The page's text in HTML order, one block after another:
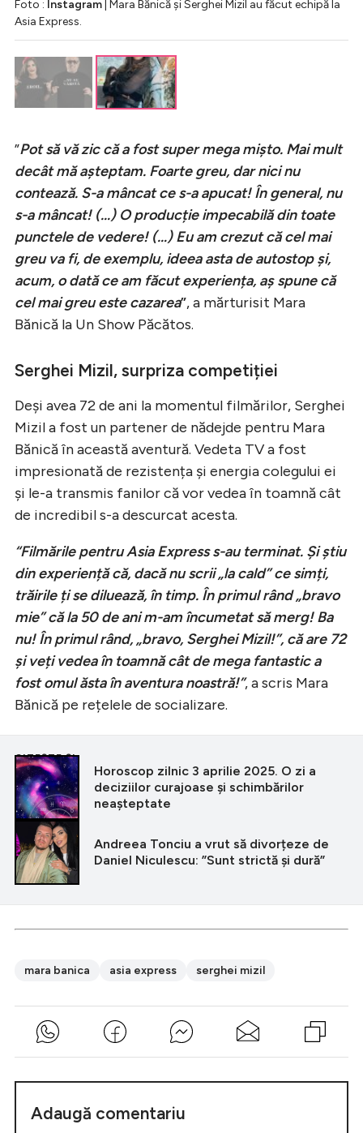
Foto : Instagram | Mara Bănică și Serghei Mizil au făcut echipă la
Asia Express.
”Pot să vă zic că a fost super mega mișto. Mai mult
decât mă așteptam. Foarte greu, dar nici nu
contează. S-a mâncat ce s-a apucat! În general, nu
s-a mâncat! (…) O producție impecabilă din toate
punctele de vedere! (…) Eu am crezut că cel mai
greu va fi, de exemplu, ideea asta de autostop și,
acum, o dată ce am făcut experiența, aș spune că
cel mai greu este cazarea”, a mărturisit Mara
Bănică la Un Show Păcătos.
Serghei Mizil, surpriza competiției
Deși avea 72 de ani la momentul filmărilor, Serghei
Mizil a fost un partener de nădejde pentru Mara
Bănică în această aventură. Vedeta TV a fost
impresionată de rezistența și energia colegului ei
și le-a transmis fanilor că vor vedea în toamnă cât
de incredibil s-a descurcat acesta.
“Filmările pentru Asia Express s-au terminat. Și știu
din experiență că, dacă nu scrii „la cald” ce simți,
trăirile ți se diluează, în timp. În primul rând „bravo
mie” că la 50 de ani m-am încumetat să merg! Ba
nu! În primul rând, „bravo, Serghei Mizil!”, că are 72
și veți vedea în toamnă cât de mega fantastic a
fost omul ăsta în aventura noastră!”, a scris Mara
Bănică pe rețelele de socializare.
CITEȘTE ȘI
Horoscop zilnic 3 aprilie 2025. O zi a
deciziilor curajoase și schimbărilor
neașteptate
Andreea Tonciu a vrut să divorțeze de
Daniel Niculescu: ”Sunt strictă și dură”
mara banica asia express serghei mizil
Adaugă comentariu